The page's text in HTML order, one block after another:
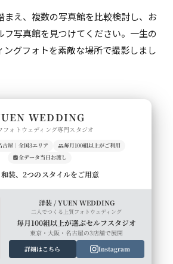
まえ、複数の写真館を比較検討し、お
フ写真館を見つけてください。一生の
ングフォトを素敵な場所で撮影しまし
WEDDING
フォトウェディング専門スタジオ
古屋｜全国3エリア
毎月100組以上がご利用
全データ当日お渡し
装、2つのスタイルをご用意
洋装 / YUEN WEDDING
二人でつくる上質フォトウェディング
毎月100組以上が選ぶセルフスタジオ
東京・大阪・名古屋の3店舗で展開
詳細はこちら
Instagram